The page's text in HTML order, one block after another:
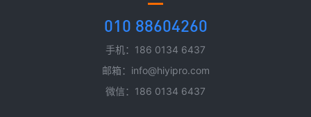
010 88604260
手机：186 0134 6437
邮箱：info@hiyipro.com
微信：186 0134 6437